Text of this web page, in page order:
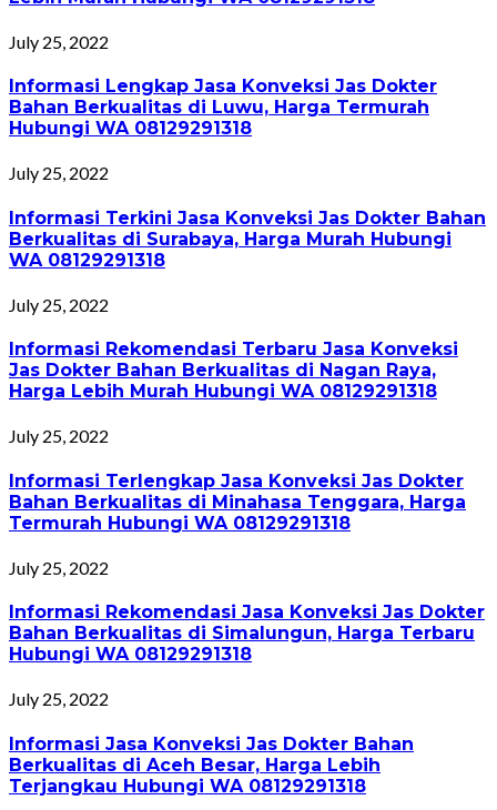
July 25, 2022
Informasi Lengkap Jasa Konveksi Jas Dokter
Bahan Berkualitas di Luwu, Harga Termurah
Hubungi WA 08129291318
July 25, 2022
Informasi Terkini Jasa Konveksi Jas Dokter Bahan
Berkualitas di Surabaya, Harga Murah Hubungi
WA 08129291318
July 25, 2022
Informasi Rekomendasi Terbaru Jasa Konveksi
Jas Dokter Bahan Berkualitas di Nagan Raya,
Harga Lebih Murah Hubungi WA 08129291318
July 25, 2022
Informasi Terlengkap Jasa Konveksi Jas Dokter
Bahan Berkualitas di Minahasa Tenggara, Harga
Termurah Hubungi WA 08129291318
July 25, 2022
Informasi Rekomendasi Jasa Konveksi Jas Dokter
Bahan Berkualitas di Simalungun, Harga Terbaru
Hubungi WA 08129291318
July 25, 2022
Informasi Jasa Konveksi Jas Dokter Bahan
Berkualitas di Aceh Besar, Harga Lebih
Terjangkau Hubungi WA 08129291318